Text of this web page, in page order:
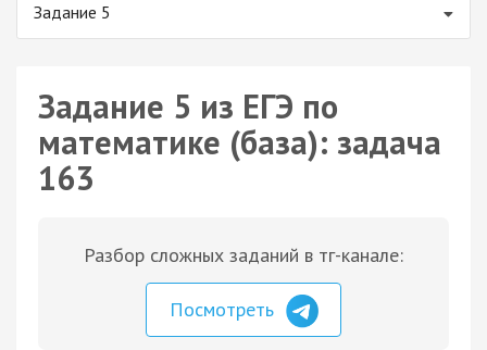
Задание 5
Задание 5 из ЕГЭ по
математике (база): задача
163
Разбор сложных заданий в тг-канале:
Посмотреть